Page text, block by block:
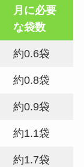
月に必要
な袋数
約0.6袋
約0.8袋
約0.9袋
約1.1袋
約1.7袋